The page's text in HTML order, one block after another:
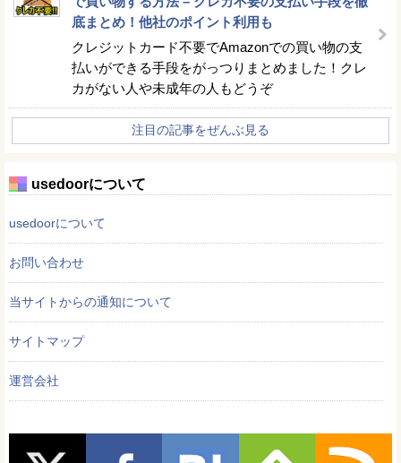
底まとめ！他社のポイント利用も
クレジットカード不要でAmazonでの買い物の支
払いができる手段をがっつりまとめました！クレ
カがない人や未成年の人もどうぞ
注目の記事をぜんぶ見る
usedoorについて
usedoorについて
お問い合わせ
当サイトからの通知について
サイトマップ
運営会社